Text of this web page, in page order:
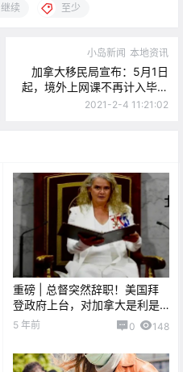
继续 至少
小岛新闻 本地资讯
加拿大移民局宣布：5月1日
起，境外上网课不再计入毕业
工签时长！
2021-2-4 11:21:02
重磅 | 总督突然辞职！美国拜
登政府上台，对加拿大是利是
弊？
5 年前 0 148